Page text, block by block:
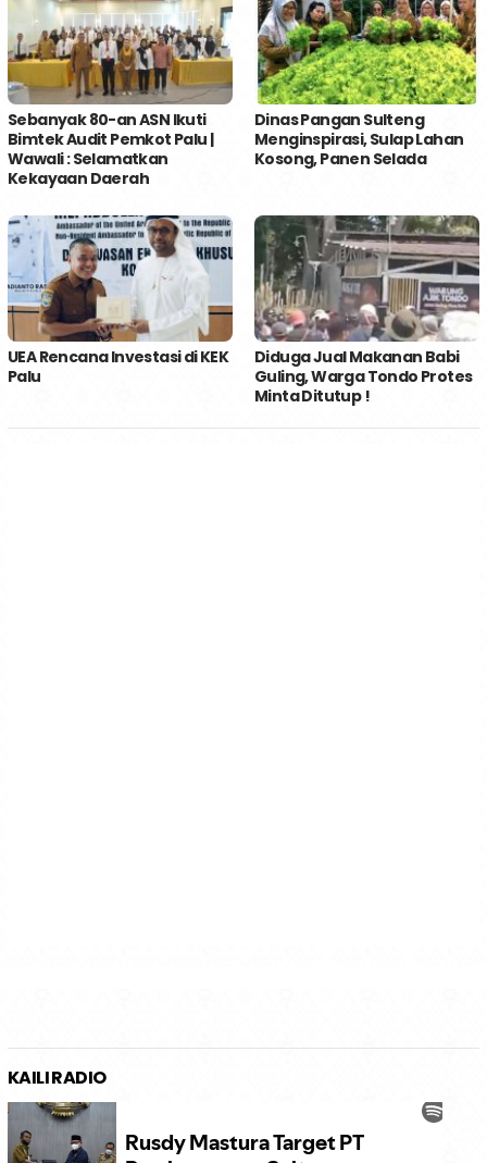
Sebanyak 80-an ASN Ikuti
Bimtek Audit Pemkot Palu |
Wawali : Selamatkan
Kekayaan Daerah
Dinas Pangan Sulteng
Menginspirasi, Sulap Lahan
Kosong, Panen Selada
UEA Rencana Investasi di KEK
Palu
Diduga Jual Makanan Babi
Guling, Warga Tondo Protes
Minta Ditutup !
KAILI RADIO